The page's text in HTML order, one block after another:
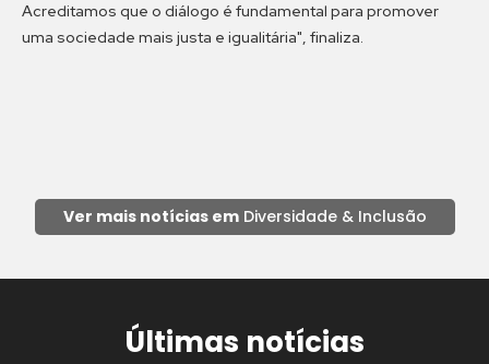
Acreditamos que o diálogo é fundamental para promover
uma sociedade mais justa e igualitária", finaliza.
Ver mais notícias emDiversidade & Inclusão
Últimas notícias